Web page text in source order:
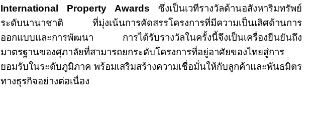
International Property Awards
ซึ่งเป็นเวทีรางวัลด้านอสังหาริมทรัพย์
ระดับนานาชาติ ที่มุ่งเน้นการคัดสรรโครงการที่มีความเป็นเลิศด้านการ
ออกแบบและการพัฒนา การได้รับรางวัลในครั้งนี้จึงเป็นเครื่องยืนยันถึง
มาตรฐานของศุภาลัยที่สามารถยกระดับโครงการที่อยู่อาศัยของไทยสู่การ
ยอมรับในระดับภูมิภาค พร้อมเสริมสร้างความเชื่อมั่นให้กับลูกค้าและพันธมิตร
ทางธุรกิจอย่างต่อเนื่อง